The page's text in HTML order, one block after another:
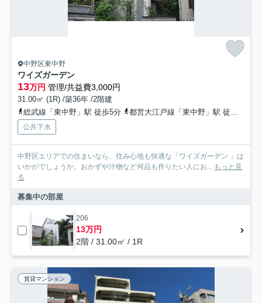
中野区東中野
ワイズガーデン
13万円 管理/共益費3,000円
31.00㎡ (1R) /築36年 /2階建
総武線「東中野」駅 徒歩5分
都営大江戸線「東中野」駅 徒歩5分
公共下水
中野区エリアでの住まいなら、住み心地も快適な「ワイズガーデン 」は
いかがでしょうか。おかずや汁物など何品も作りたい人にお... もっと見
る
募集中の部屋
206
13万円
2階 / 31.00㎡ / 1R
賃貸マンション